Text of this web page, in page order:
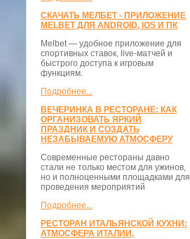
СКАЧАТЬ МЕЛБЕТ - ПРИЛОЖЕНИЕ
MELBET ДЛЯ ANDROID, IOS И ПК
Melbet — удобное приложение для
спортивных ставок, live-матчей и
быстрого доступа к игровым
функциям.
Подробнее...
ВЕЧЕРИНКА В РЕСТОРАНЕ: КАК
ОРГАНИЗОВАТЬ ЯРКИЙ
ПРАЗДНИК И СОЗДАТЬ
НЕЗАБЫВАЕМУЮ АТМОСФЕРУ
Современные рестораны давно
стали не только местом для ужинов,
но и полноценными площадками для
проведения мероприятий
Подробнее...
РЕСТОРАН ИТАЛЬЯНСКОЙ КУХНИ:
АТМОСФЕРА ИТАЛИИ,